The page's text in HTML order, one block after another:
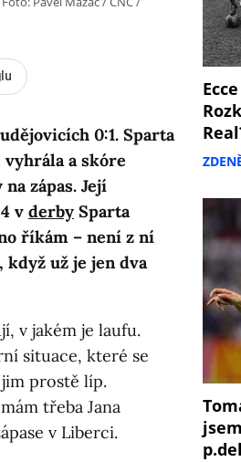
0:1. Sparta
a skóre
zápas. Její
v derby Sparta
říkám – není z ní
už je jen dva
v jakém je laufu.
situace, které se
prostě líp.
třeba Jana
v Liberci.
p.del